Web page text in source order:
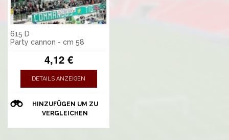
615 D
Party cannon - cm 58
4,12 €
DETAILS ANZEIGEN
HINZUFÜGEN UM ZU
VERGLEICHEN